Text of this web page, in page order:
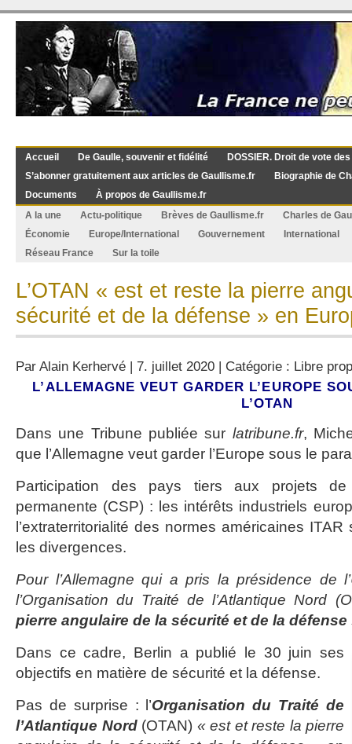
Accueil De Gaulle, souvenir et fidélité
DOSSIER. Droit de vote
S’abonner gratuitement aux articles de Gaullisme.fr
Biographie de
Documents
À propos de Gaullisme.fr
A la une
Actu-politique Brèves de Gaullisme.fr
Charles de
Économie
Europe/International Gouvernement
International
Réseau France
Sur la toile
L’OTAN « est et reste la pierre
sécurité et de la défense » en
Par Alain Kerhervé | 7. juillet 2020 | Catégorie : Libre
L’ALLEMAGNE VEUT GARDER L’EUROPE
L’OTAN
Dans une Tribune publiée sur latribune.fr,
que l’Allemagne veut garder l’Europe sous le
Participation des pays tiers aux projets de
permanente (CSP) : les intérêts industriels
l’extraterritorialité des normes américaines
les divergences.
Pour l’Allemagne qui a pris la présidence de
l’Organisation du Traité de l’Atlantique Nord
pierre angulaire de la sécurité et de la
Dans ce cadre, Berlin a publié le 30 juin ses
objectifs en matière de sécurité et la défense.
Pas de surprise : l’Organisation du Traité de
l’Atlantique Nord(OTAN) « est et reste la pierre